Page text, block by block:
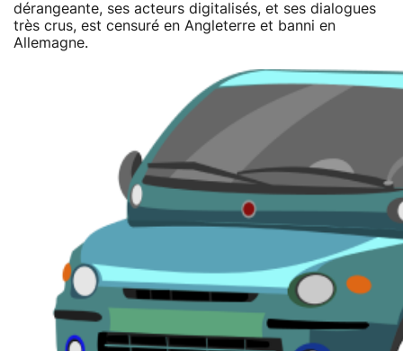
dérangeante, ses acteurs digitalisés, et ses dialogues
très crus, est censuré en Angleterre et banni en
Allemagne.